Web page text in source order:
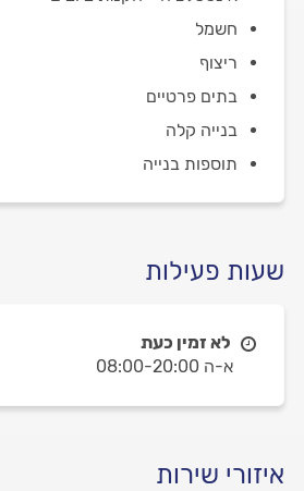
חשמל
ריצוף
בתים פרטיים
בנייה קלה
תוספות בנייה
שעות פעילות
לא זמין כעת
א-ה 08:00-20:00
איזורי שירות